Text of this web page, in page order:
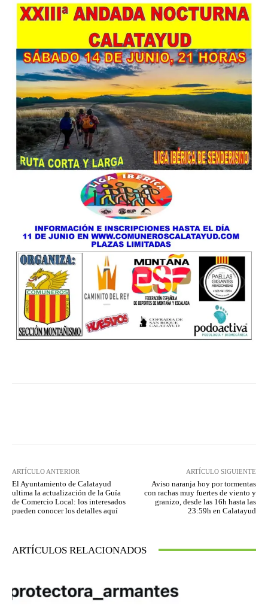
ARTÍCULO ANTERIOR
El Ayuntamiento de Calatayud
ultima la actualización de la Guía
de Comercio Local: los interesados
pueden conocer los detalles aquí
ARTÍCULO SIGUIENTE
Aviso naranja hoy por tormentas
con rachas muy fuertes de viento y
granizo, desde las 16h hasta las
23:59h en Calatayud
ARTÍCULOS RELACIONADOS